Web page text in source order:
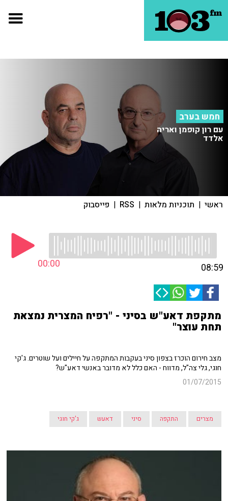
חמש בערב
עם רון קופמן ואריה
אלדד
ראשי | תוכניות מלאות |
RSS
| פייסבוק
00:00 08:59
מתקפת דאע"ש בסיני - "רפיח המצרית נמצאת
תחת עוצר"
מצב חירום הוכרז בצפון סיני בעקבות המתקפה על חיילים ועל שוטרים. ג'קי
חוגי, גלי צה"ל, מדווח - האם כלל לא מדובר באנשי דאע"ש?
01/07/2015
מצרים התקפה סיני דאעש ג'קי חוגי